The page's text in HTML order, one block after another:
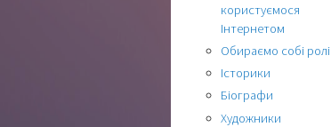
користуємося
Інтернетом
Обираємо собі ролі
Історики
Біографи
Художники